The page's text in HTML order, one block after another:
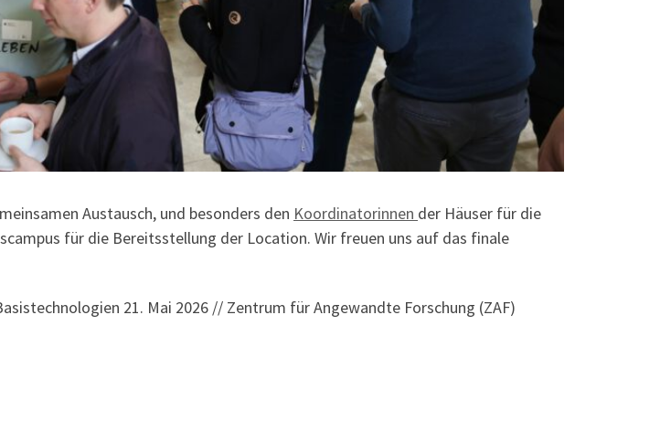
Austausch, und besonders den Koordinatorinnen der Häuser für die
für die Bereitsstellung der Location. Wir freuen uns auf das finale
21. Mai 2026 // Zentrum für Angewandte Forschung (ZAF)